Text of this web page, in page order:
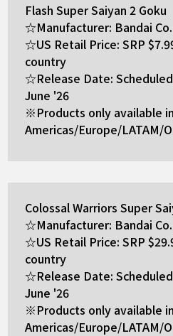
Flash Super Saiyan 2 Goku
☆Manufacturer: Bandai
☆US Retail Price: SRP
country
☆Release Date:
June '26
※Products only available
Americas/Europe/LATAM/
Colossal Warriors Super
☆Manufacturer: Bandai
☆US Retail Price: SRP
country
☆Release Date:
June '26
※Products only available
Americas/Europe/LATAM/